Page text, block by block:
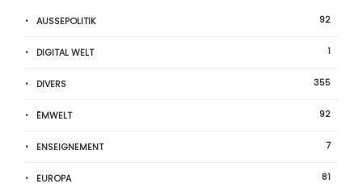
AUSSEPOLITIK 92
DIGITAL WELT 1
DIVERS 355
ËMWELT 92
ENSEIGNEMENT 7
EUROPA 81